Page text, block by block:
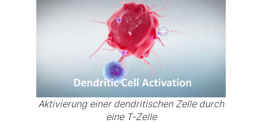
Aktivierung einer dendritischen Zelle durch
eine T-Zelle